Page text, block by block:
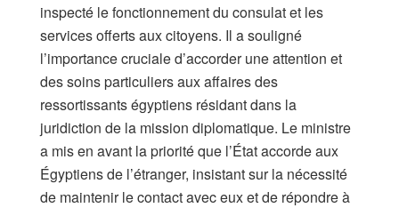
inspecté le fonctionnement du consulat et les
services offerts aux citoyens. Il a souligné
l’importance cruciale d’accorder une attention et
des soins particuliers aux affaires des
ressortissants égyptiens résidant dans la
juridiction de la mission diplomatique. Le ministre
a mis en avant la priorité que l’État accorde aux
Égyptiens de l’étranger, insistant sur la nécessité
de maintenir le contact avec eux et de répondre à